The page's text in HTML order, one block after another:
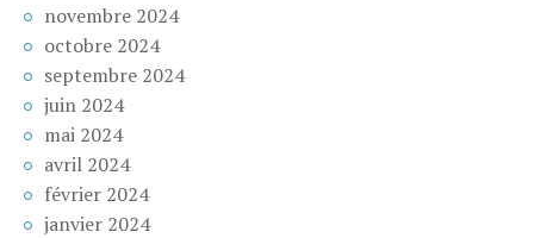
novembre 2024
octobre 2024
septembre 2024
juin 2024
mai 2024
avril 2024
février 2024
janvier 2024